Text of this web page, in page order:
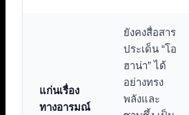
แก่นเรื่อง
ทางอารมณ์
ยังคงสื่อสาร
ประเด็น “โอ
ฮาน่า” ได้
อย่างทรง
พลังและ